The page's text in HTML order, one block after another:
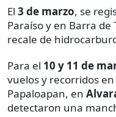
El 3 de marzo, se
Paraíso y en Barra
recale de
Para el 10 y 11 de
vuelos y recorridos
Papaloapan, en
detectaron una